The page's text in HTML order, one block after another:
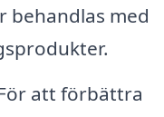
behandlas med
att förbättra